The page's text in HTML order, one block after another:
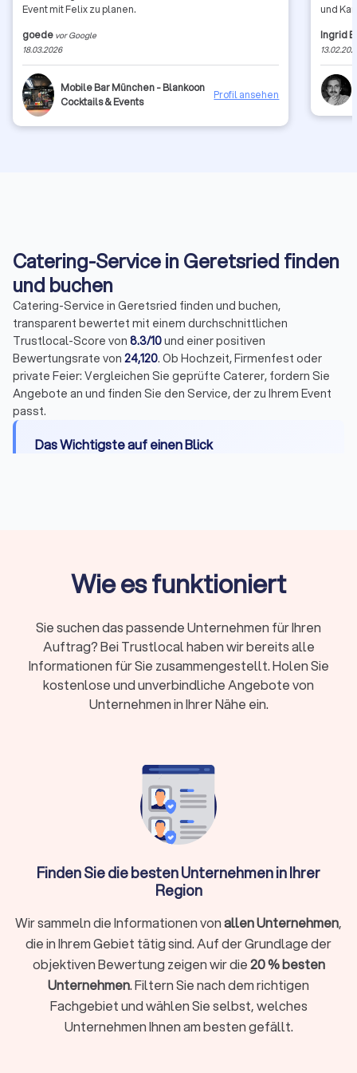
Event mit Felix zu planen.
goede vor Google
18.03.2026
Mobile Bar München - Blankoon
Cocktails & Events
Profil ansehen
und
Ideal
usw.
Ingrid
Catering-Service in Geretsried finden
und buchen
Catering-Service in Geretsried finden und buchen,
transparent bewertet mit einem durchschnittlichen
Trustlocal-Score von 8.3/10und einer positiven
Bewertungsrate von 24,120. Ob Hochzeit, Firmenfest oder
private Feier: Vergleichen Sie geprüfte Caterer, fordern Sie
Angebote an und finden Sie den Service, der zu Ihrem Event
passt.
Das Wichtigste auf einen Blick
Preise: Von 8 Euro pro Person für kalte Platten
bis 150 Euro für gehobene Menüs, Foodtrucks ab
Zusatzkosten:
Servicepersonal (20-40
Euro/Stunde), Geschirr, Ausstattung, Anfahrt und
Aufbau können extra berechnet werden
Servicemodelle:Partyservice (nur Essen) oder
Buchungsvorlauf:Kurzfristige Anfragen ab 48
Stunden möglich, größere Events brauchen 6-12
Wochen Vorbereitung
Filtern Sie nach Küche und Anlass,
vergleichen Sie bis zu vier Angebote kostenlos
und buchen Sie direkt
Welche Catering-Varianten können Sie
buchen?
Die Auswahl an verfügbaren Optionen in Geretsried ist groß.
Hier erhalten Sie einen Überblick über zentrale Varianten.
Wie es funktioniert
Sie suchen das passende Unternehmen für Ihren
Auftrag? Bei Trustlocal haben wir bereits alle
Informationen für Sie zusammengestellt. Holen Sie
kostenlose und unverbindliche Angebote von
Unternehmen in Ihrer Nähe ein.
Finden Sie die besten Unternehmen in Ihrer
Region
Wir sammeln die Informationen vonallen Unternehmen,
die in Ihrem Gebiet tätig sind. Auf der Grundlage der
objektiven Bewertung zeigen wir die20 % besten
Unternehmen. Filtern Sie nach dem richtigen
Fachgebiet und wählen Sie selbst, welches
Unternehmen Ihnen am besten gefällt.